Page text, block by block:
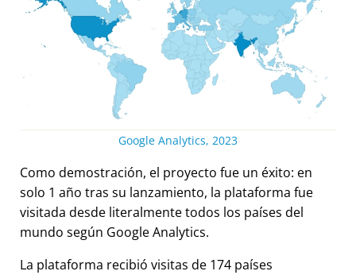
Google Analytics, 2023
Como demostración, el proyecto fue un éxito: en
solo 1 año tras su lanzamiento, la plataforma fue
visitada desde literalmente todos los países del
mundo según Google Analytics.
La plataforma recibió visitas de 174 países